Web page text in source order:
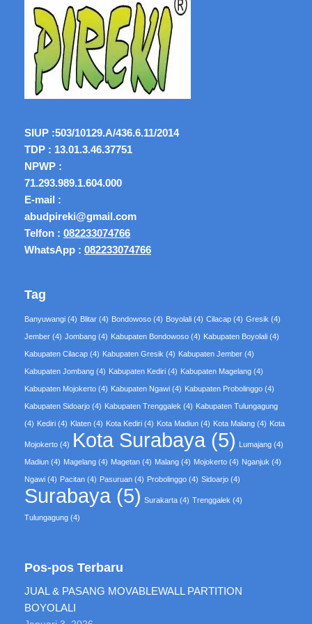
SIUP :503/10129.A/436.6.11/2014
TDP : 13.01.3.46.37751
NPWP :
71.293.989.1.604.000
E-mail :
abudpireki@gmail.com
Telfon : 082233074766
WhatsApp : 082233074766
Tag
Banyuwangi (4) Blitar (4) Bondowoso (4) Boyolali (4) Cilacap (4) Gresik (4)
Jember (4) Jombang (4) Kabupaten Bondowoso (4) Kabupaten Boyolali (4)
Kabupaten Cilacap (4) Kabupaten Gresik (4) Kabupaten Jember (4)
Kabupaten Jombang (4) Kabupaten Kediri (4) Kabupaten Magelang (4)
Kabupaten Mojokerto (4) Kabupaten Ngawi (4) Kabupaten Probolinggo (4)
Kabupaten Sidoarjo (4) Kabupaten Trenggalek (4) Kabupaten Tulungagung
(4) Kediri (4) Klaten (4) Kota Kediri (4) Kota Madiun (4) Kota Malang (4) Kota
Mojokerto (4) Kota Surabaya (5) Lumajang (4)
Madiun (4) Magelang (4) Magetan (4) Malang (4) Mojokerto (4) Nganjuk (4)
Ngawi (4) Pacitan (4) Pasuruan (4) Probolinggo (4) Sidoarjo (4)
Surabaya (5) Surakarta (4) Trenggalek (4)
Tulungagung (4)
Pos-pos Terbaru
JUAL & PASANG MOVABLEWALL PARTITION
BOYOLALI